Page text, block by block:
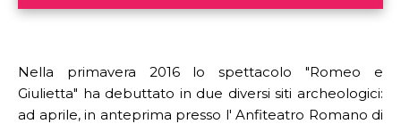
Nella primavera 2016 lo spettacolo "Romeo e
Giulietta" ha debuttato in due diversi siti archeologici:
ad aprile, in anteprima presso l' Anfiteatro Romano di